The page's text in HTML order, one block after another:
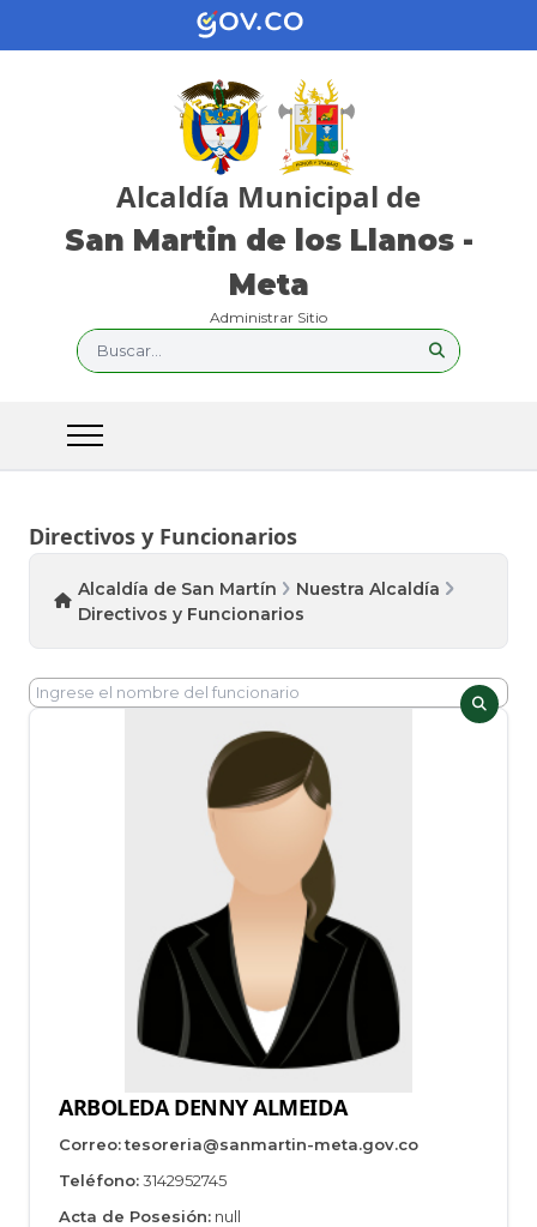
Alcaldía Municipal de
San Martin de los Llanos -
Meta
Administrar Sitio
Buscar...
Directivos y Funcionarios
Alcaldía de San Martín
Nuestra Alcaldía
Directivos y Funcionarios
ARBOLEDA DENNY ALMEIDA
Correo:tesoreria@sanmartin-meta.gov.co
Teléfono:3142952745
Acta de Posesión: null